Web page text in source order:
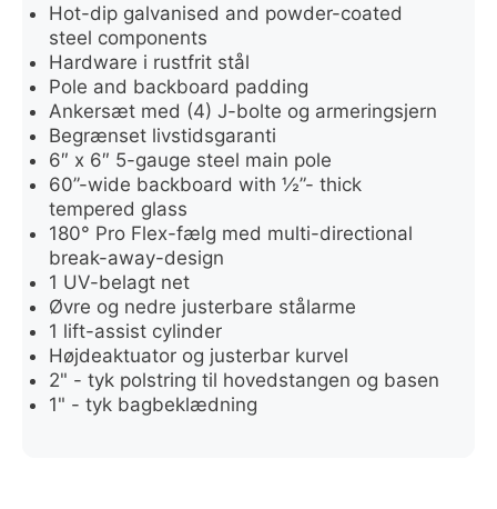
Hot-dip galvanised and powder-coated
steel components
Hardware i rustfrit stål
Pole and backboard padding
Ankersæt med (4) J-bolte og armeringsjern
Begrænset livstidsgaranti
6″ x 6″ 5-gauge steel main pole
60”-wide backboard with ½”- thick
tempered glass
180° Pro Flex-fælg med multi-directional
break-away-design
1 UV-belagt net
Øvre og nedre justerbare stålarme
1 lift-assist cylinder
Højdeaktuator og justerbar kurvel
2" - tyk polstring til hovedstangen og basen
1" - tyk bagbeklædning